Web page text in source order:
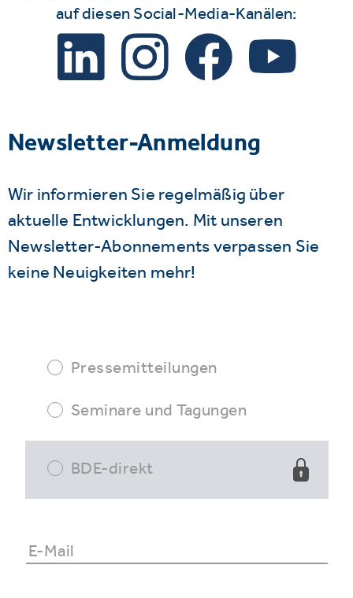
auf diesen Social-Media-Kanälen:
Newsletter-Anmeldung
Wir informieren Sie regelmäßig über
aktuelle Entwicklungen. Mit unseren
Newsletter-Abonnements verpassen Sie
keine Neuigkeiten mehr!
Pressemitteilungen
Seminare und Tagungen
BDE-direkt